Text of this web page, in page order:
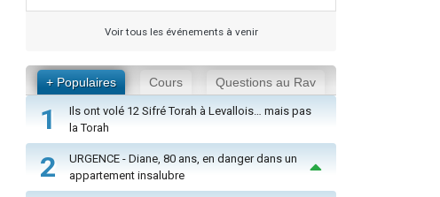
Voir tous les événements à venir
+ Populaires Cours Questions au Rav
1
Ils ont volé 12 Sifré Torah à Levallois… mais pas
la Torah
2
URGENCE - Diane, 80 ans, en danger dans un
appartement insalubre